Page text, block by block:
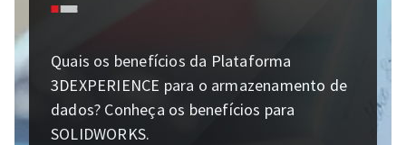
Quais os benefícios da Plataforma
3DEXPERIENCE para o armazenamento de
dados? Conheça os benefícios para
SOLIDWORKS.